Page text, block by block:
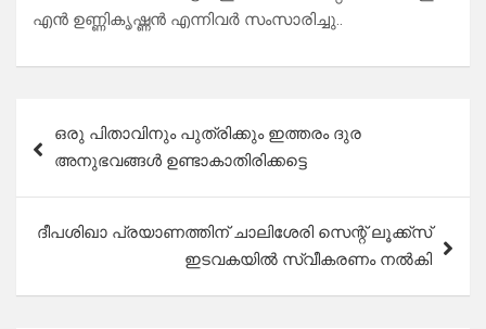
എൻ ഉണ്ണികൃഷ്ണൻ എന്നിവർ സംസാരിച്ചു..
navigation
ഒരു പിതാവിനും പുത്രിക്കും ഇത്തരം ദുര
അനുഭവങ്ങൾ ഉണ്ടാകാതിരിക്കട്ടെ
ദീപശിഖാ പ്രയാണത്തിന് ചാലിശേരി സെന്റ് ലൂക്ക്സ്
ഇടവകയിൽ സ്വീകരണം നൽകി